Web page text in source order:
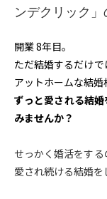
ンデクリック」
開業 8年目。
ただ結婚するだけ
アットホームな結婚
ずっと愛される結
みませんか？
せっかく婚活をす
愛され続ける結婚を